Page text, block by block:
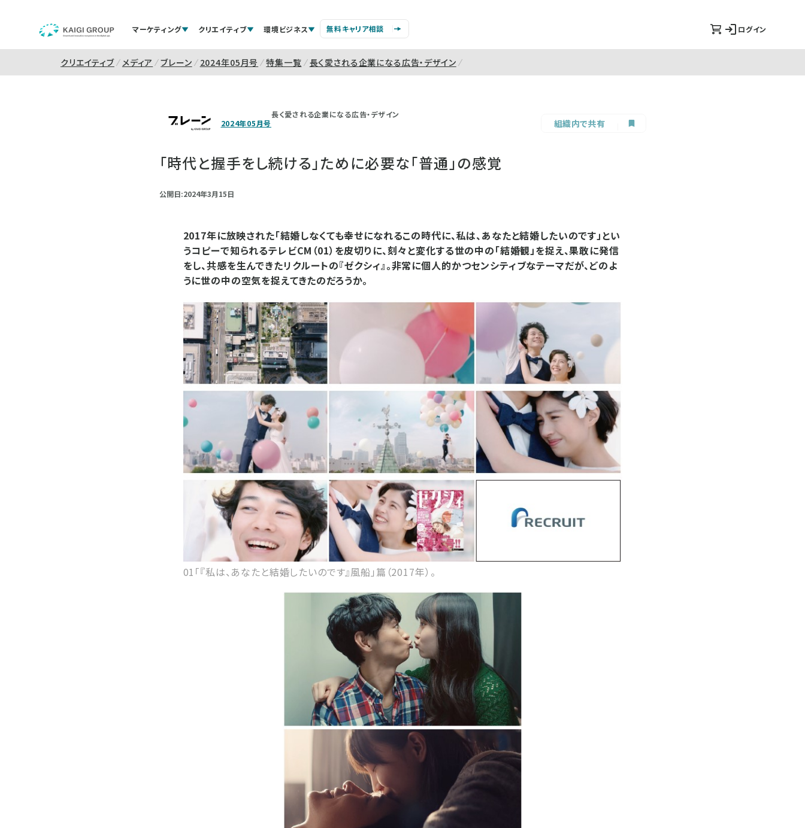
マーケティング クリエイティブ 環境ビジネス 無料キャリア相談 ログイン
クリエイティブ メディア ブレーン 2024年05月号 特集一覧 長く愛される企業になる広告・デザイン
2024年05月号
長く愛される企業になる広告・デザイン
組織内で共有
「時代と握手をし続ける」ために必要な「普通」の感覚
公開日:2024年3月15日
2017年に放映された「結婚しなくても幸せになれるこの時代に、私は、あなたと結婚したいのです」とい
うコピーで知られるテレビCM（01）を皮切りに、刻々と変化する世の中の「結婚観」を捉え、果敢に発信
をし、共感を生んできたリクルートの『ゼクシィ』。非常に個人的かつセンシティブなテーマだが、どのよ
うに世の中の空気を捉えてきたのだろうか。
01「『私は、あなたと結婚したいのです』風船」篇（2017年）。